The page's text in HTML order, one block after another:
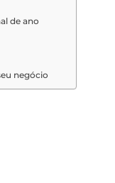
de ano
negócio